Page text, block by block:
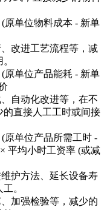
原单位物料成本 - 新单
改进工艺流程等，减
原单位产品能耗 - 新单
、自动化改进等，在不
的直接人工工时或间接
原单位产品所需工时 -
平均小时工资率 (或减
维护方法、延长设备寿
。
、加强检验等，减少的